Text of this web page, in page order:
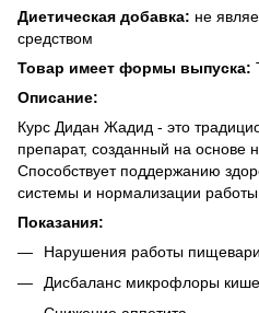
Диетическая добавка: не
средством
Товар имеет формы выпуска:
Описание:
Курс Дидан Жадид - это
препарат, созданный на основе
Способствует поддержанию
системы и нормализации работы
Показания:
Нарушения работы
Дисбаланс микрофлоры